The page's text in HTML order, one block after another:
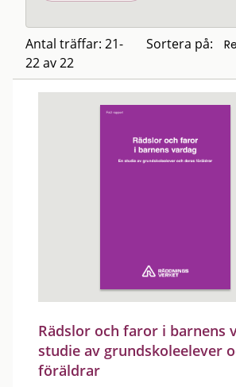
Antal träffar: 21-
22 av 22
Sortera på:
Rädslor och faror i barnens
studie av grundskoleelever
föräldrar